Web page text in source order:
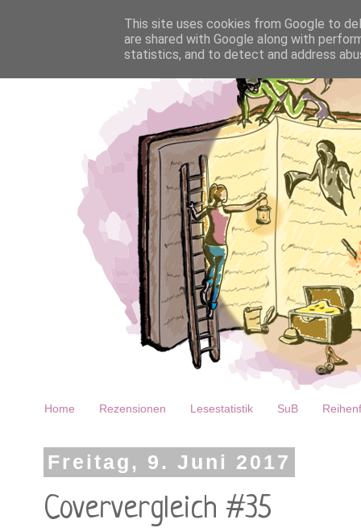
Home Rezensionen Lesestatistik SuB
Freitag, 9. Juni 2017
Coververgleich #35
This site uses cookies from Google to
are shared with Google along with
statistics, and to detect and address